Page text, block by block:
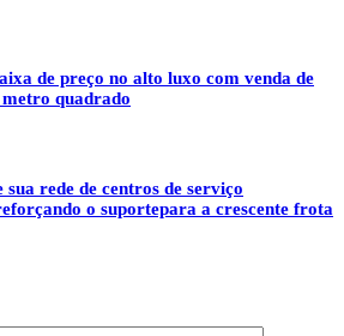
de preço no alto luxo com venda de
quadrado
rede de centros de serviço
o suportepara a crescente frota